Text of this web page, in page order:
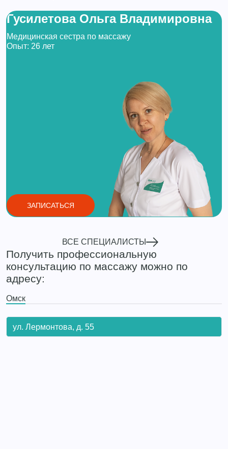
Гусилетова Ольга Владимировна
Медицинская сестра по массажу
Опыт: 26 лет
ЗАПИСАТЬСЯ
ВСЕ СПЕЦИАЛИСТЫ
Получить профессиональную
консультацию по массажу можно по
адресу:
Омск
ул. Лермонтова, д. 55